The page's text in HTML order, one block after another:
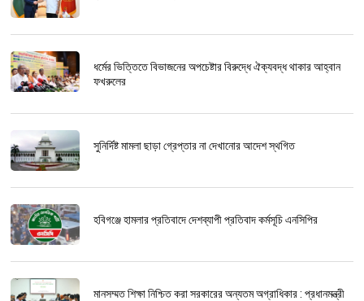
ধর্মের ভিত্তিতে বিভাজনের অপচেষ্টার বিরুদ্ধে ঐক্যবদ্ধ থাকার আহ্বান
ফখরুলের
সুনির্দিষ্ট মামলা ছাড়া গ্রেপ্তার না দেখানোর আদেশ স্থগিত
হবিগঞ্জে হামলার প্রতিবাদে দেশব্যাপী প্রতিবাদ কর্মসূচি এনসিপির
মানসম্মত শিক্ষা নিশ্চিত করা সরকারের অন্যতম অগ্রাধিকার : প্রধানমন্ত্রী